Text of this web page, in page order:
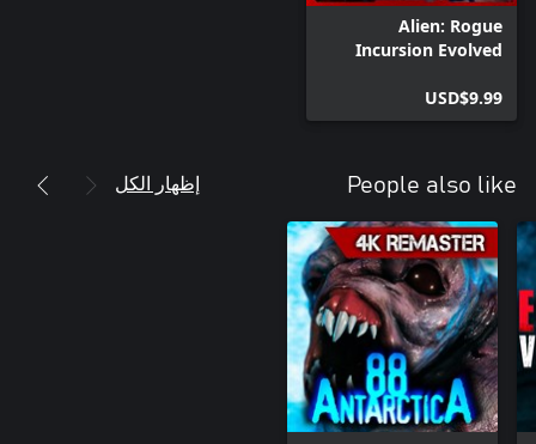
Alien: Rogue
Incursion Evolved
Upgrade
USD$9.99
People also like إظهار الكل